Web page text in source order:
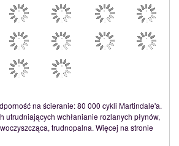
na ścieranie: 80 000 cykli Martindale'a.
utrudniających wchłanianie rozlanych płynów,
trudnopalna. Więcej na stronie